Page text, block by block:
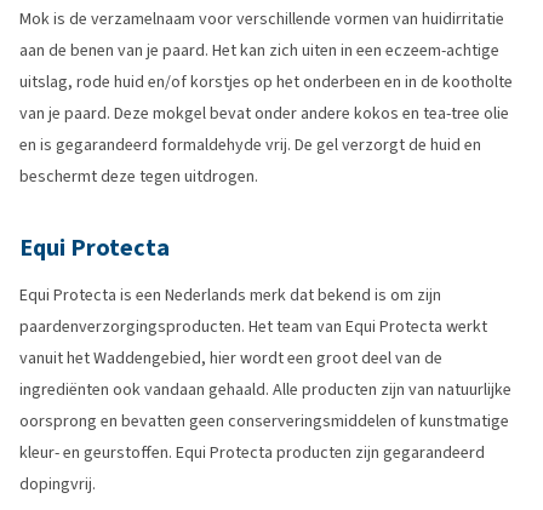
Mok is de verzamelnaam voor verschillende vormen van huidirritatie
aan de benen van je paard. Het kan zich uiten in een eczeem-achtige
uitslag, rode huid en/of korstjes op het onderbeen en in de kootholte
van je paard. Deze mokgel bevat onder andere kokos en tea-tree olie
en is gegarandeerd formaldehyde vrij. De gel verzorgt de huid en
beschermt deze tegen uitdrogen.
Equi Protecta
Equi Protecta is een Nederlands merk dat bekend is om zijn
paardenverzorgingsproducten. Het team van Equi Protecta werkt
vanuit het Waddengebied, hier wordt een groot deel van de
ingrediënten ook vandaan gehaald. Alle producten zijn van natuurlijke
oorsprong en bevatten geen conserveringsmiddelen of kunstmatige
kleur- en geurstoffen. Equi Protecta producten zijn gegarandeerd
dopingvrij.